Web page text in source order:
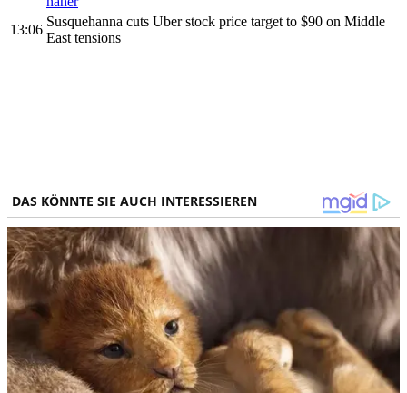
13:06
Susquehanna cuts Uber stock price target to $90 on Middle
East tensions